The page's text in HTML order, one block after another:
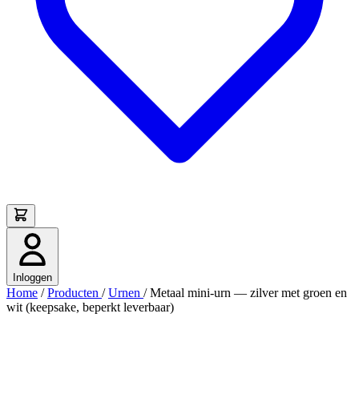
Inloggen
Home / Producten / Urnen / Metaal mini-urn — zilver met groen en
wit (keepsake, beperkt leverbaar)